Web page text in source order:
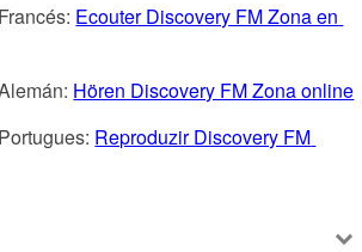
Ecouter Discovery FM Zona en
Hören Discovery FM Zona online
Reproduzir Discovery FM